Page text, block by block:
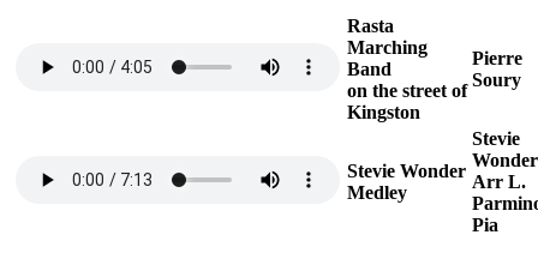
Rasta
Marching
Band
on the street of
Kingston
Pierre
Soury
Stevie Wonder
Medley
Stevie
Wonder
Arr L.
Pia